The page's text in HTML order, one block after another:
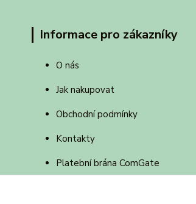
Informace pro zákazníky
O nás
Jak nakupovat
Obchodní podmínky
Kontakty
Platební brána ComGate